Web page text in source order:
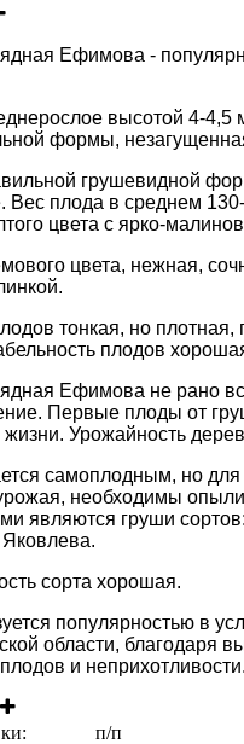
Ефимова -
высотой 4-4,5
формы,
грушевидной
Вес плода в среднем
цвета с ярко-
цвета, нежная,
тонкая, но плотная,
плодов
Ефимова не рано
Первые плоды от
жизни. Урожайность
самоплодным, но для
необходимы
являются груши
сорта хорошая.
популярностью в
области, благодаря
и неприхотливости.
п/п